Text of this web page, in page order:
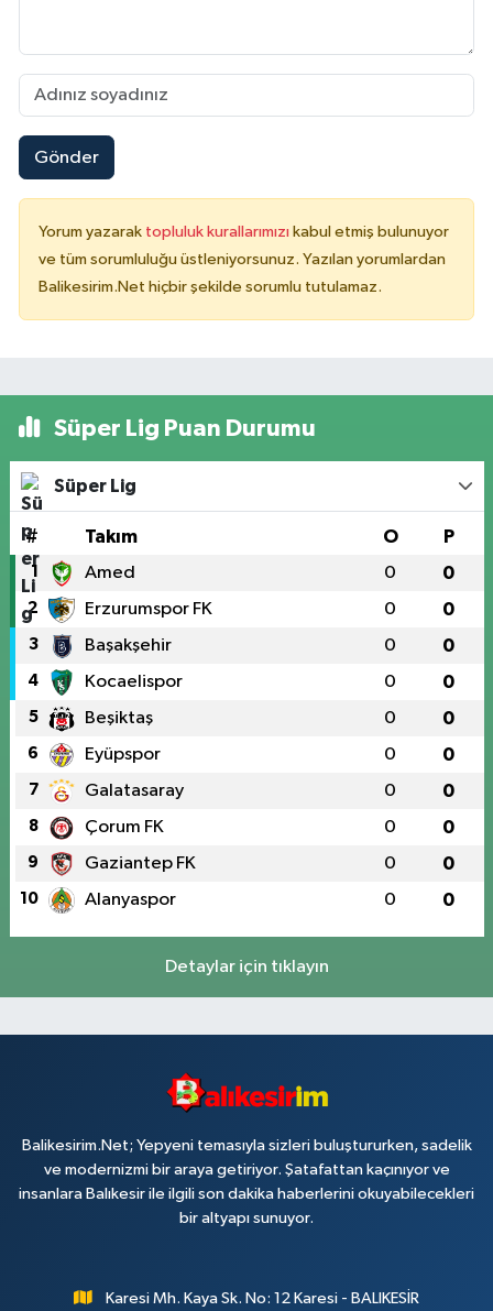
Gönder
Yorum yazarak topluluk kurallarımızı kabul etmiş bulunuyor
ve tüm sorumluluğu üstleniyorsunuz. Yazılan yorumlardan
Balikesirim.Net hiçbir şekilde sorumlu tutulamaz.
Süper Lig Puan Durumu
Süper Lig
# Takım O P
1 Amed 0 0
2 Erzurumspor FK 0 0
3 Başakşehir 0 0
4 Kocaelispor 0 0
5 Beşiktaş 0 0
6 Eyüpspor 0 0
7 Galatasaray 0 0
8 Çorum FK 0 0
9 Gaziantep FK 0 0
10 Alanyaspor 0 0
Detaylar için tıklayın
Balikesirim.Net; Yepyeni temasıyla sizleri buluştururken, sadelik
ve modernizmi bir araya getiriyor. Şatafattan kaçınıyor ve
insanlara Balıkesir ile ilgili son dakika haberlerini okuyabilecekleri
bir altyapı sunuyor.
Karesi Mh. Kaya Sk. No: 12 Karesi - BALIKESİR